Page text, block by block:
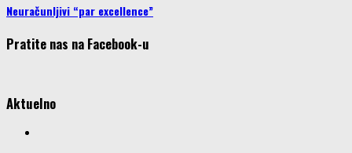
Neuračunljivi “par excellence”
Pratite nas na Facebook-u
Aktuelno